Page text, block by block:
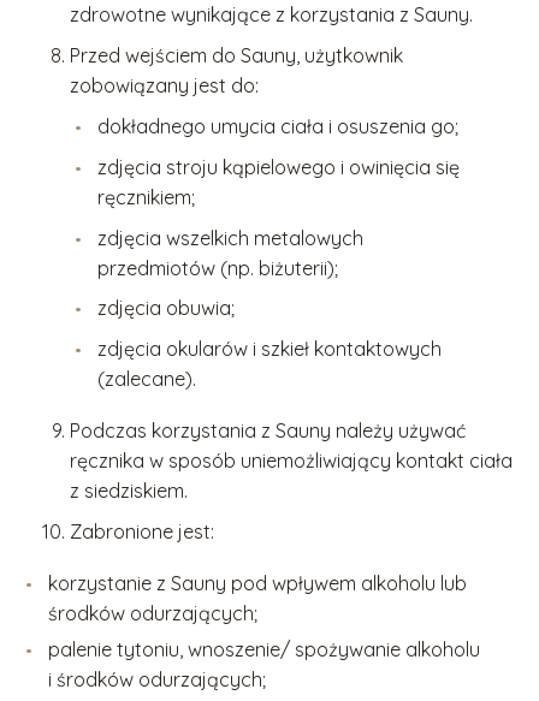
zdrowotne wynikające z korzystania z Sauny.
Przed wejściem do Sauny, użytkownik
zobowiązany jest do:
dokładnego umycia ciała i osuszenia go;
zdjęcia stroju kąpielowego i owinięcia się
ręcznikiem;
zdjęcia wszelkich metalowych
przedmiotów (np. biżuterii);
zdjęcia obuwia;
zdjęcia okularów i szkieł kontaktowych
(zalecane).
Podczas korzystania z Sauny należy używać
ręcznika w sposób uniemożliwiający kontakt ciała
z siedziskiem.
Zabronione jest:
korzystanie z Sauny pod wpływem alkoholu lub
środków odurzających;
palenie tytoniu, wnoszenie/ spożywanie alkoholu
i środków odurzających;